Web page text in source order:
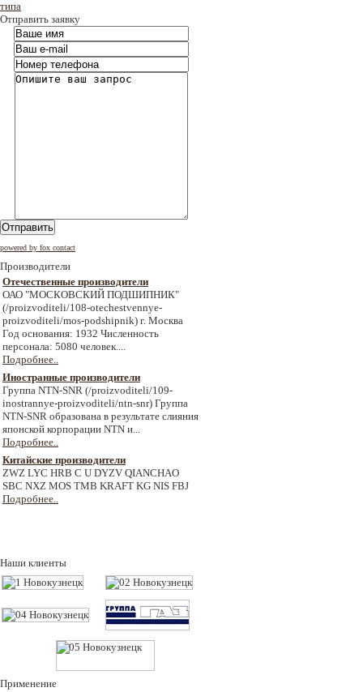
типа
Отправить заявку
Отправить
powered by fox contact
Производители
Отечественные производители
ОАО "МОСКОВСКИЙ ПОДШИПНИК"
(/proizvoditeli/108-otechestvennye-
proizvoditeli/mos-podshipnik) г. Москва
Год основания: 1932 Численность
персонала: 5080 человек....
Подробнее..
Иностранные производители
Группа NTN-SNR (/proizvoditeli/109-
inostrannye-proizvoditeli/ntn-snr) Группа
NTN-SNR образована в результате слияния
японской корпорации NTN и...
Подробнее..
Китайские производители
ZWZ LYC HRB C U DYZV QIANCHAO
SBC NXZ MOS TMB KRAFT KG NIS FBJ
Подробнее..
Наши клиенты
Применение